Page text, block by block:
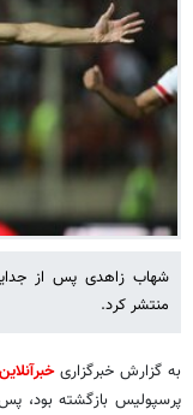
شهاب زاهدی پس از
منتشر کرد.
به گزارش خبرگزاریخبرآنلاین
پرسپولیس بازگشته بود،